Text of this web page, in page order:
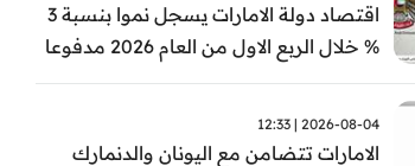
اقتصاد دولة الامارات يسجل نموا بنسبة 3
% خلال الربع الاول من العام 2026 مدفوعا
بأداء القطاعات غير النفطية
2026-08-04 | 12:33
الامارات تتضامن مع اليونان والدنمارك